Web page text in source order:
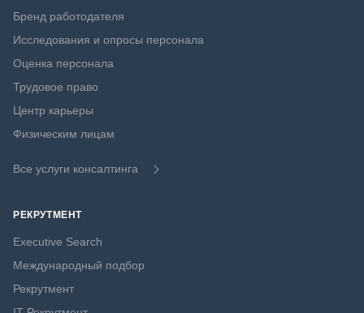
Бренд работодателя
Исследования и опросы персонала
Оценка персонала
Трудовое право
Центр карьеры
Физическим лицам
Все услуги консалтинга
РЕКРУТМЕНТ
Executive Search
Международный подбор
Рекрутмент